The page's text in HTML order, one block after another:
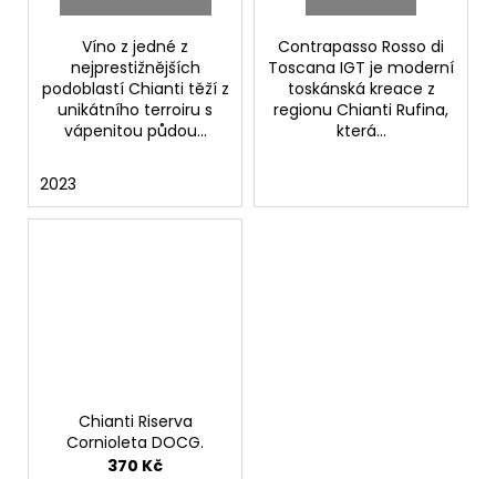
Víno z jedné z
nejprestižnějších
podoblastí Chianti těží z
unikátního terroiru s
vápenitou půdou...
2023
Contrapasso Rosso di
Toscana IGT je moderní
toskánská kreace z
regionu Chianti Rufina,
která...
Chianti Riserva
Cornioleta DOCG.
Fattoria di Basciano
370 Kč